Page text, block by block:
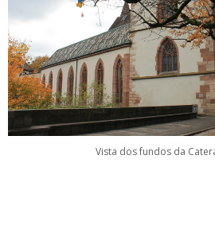
Vista dos fundos da